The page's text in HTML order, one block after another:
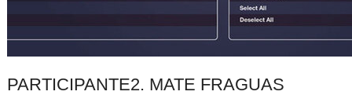
PARTICIPANTE2. MATE FRAGUAS